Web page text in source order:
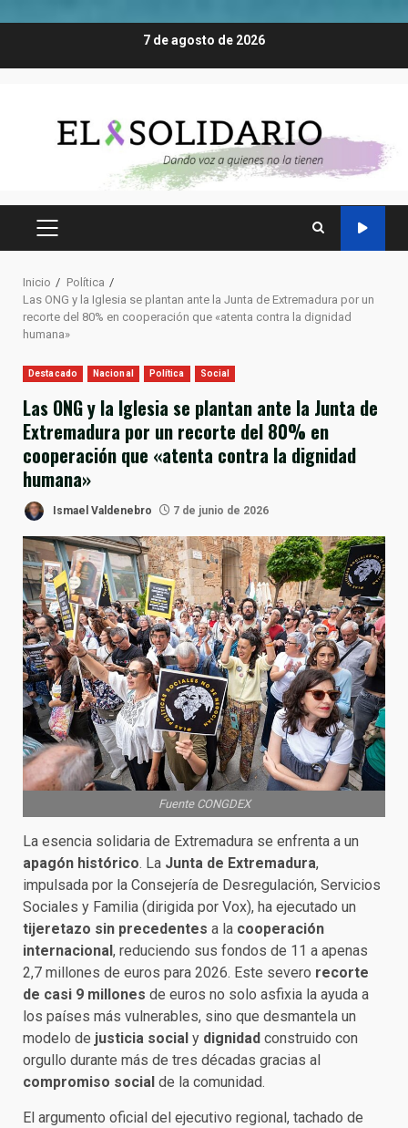
7 de agosto de 2026
MENÚ
Inicio
Política
Las ONG y la Iglesia se plantan ante la Junta de Extremadura por un
recorte del 80% en cooperación que «atenta contra la dignidad
humana»
Destacado Nacional Política Social
Las ONG y la Iglesia se plantan ante la Junta de
Extremadura por un recorte del 80% en
cooperación que «atenta contra la dignidad
humana»
Ismael Valdenebro 7 de junio de 2026
Fuente CONGDEX
La esencia solidaria de Extremadura se enfrenta a un
apagón histórico. La Junta de Extremadura,
impulsada por la Consejería de Desregulación, Servicios
Sociales y Familia (dirigida por Vox), ha ejecutado un
tijeretazo sin precedentes a la cooperación
internacional, reduciendo sus fondos de 11 a apenas
2,7 millones de euros para 2026. Este severo recorte
de casi 9 millones de euros no solo asfixia la ayuda a
los países más vulnerables, sino que desmantela un
modelo de justicia social y dignidad construido con
orgullo durante más de tres décadas gracias al
compromiso social de la comunidad.
El argumento oficial del ejecutivo regional, tachado de